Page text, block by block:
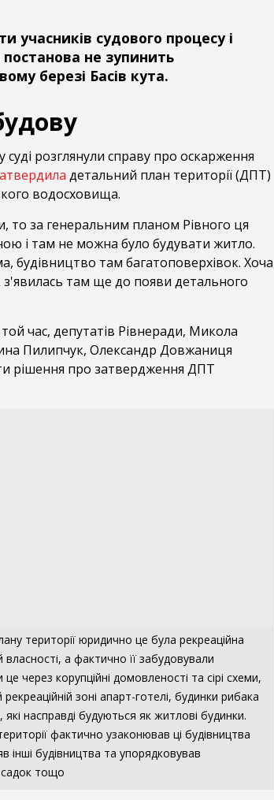
учасників судового процесу і
не зупинить
березі Басів кута.
розглянули справу про оскарження
детальний план території (ДПТ)
водосховища.
то за генеральним планом Рівного ця
і там не можна було будувати житло.
будівництво там багатоповерхівок. Хоча
з'явилась там ще до появи детального
час, депутатів Рівнеради, Микола
Пилипчук, Олександр Довжаниця
рішення про затвердження ДПТ
території юридично це була рекреаційна
а фактично її забудовували
через корупційні домовленості та сірі схеми,
зоні апарт-готелі, будинки рибака
які насправді будуються як житлові будинки.
фактично узаконював ці будівництва
інші будівництва та упорядковував
тощо